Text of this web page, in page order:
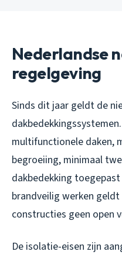
Nederlandse
regelgeving
Sinds dit jaar geldt de
multifunctionele daken,
begroeiing, minimaal
dakbedekking
brandveilig werken
constructies geen open
De isolatie-eisen zijn